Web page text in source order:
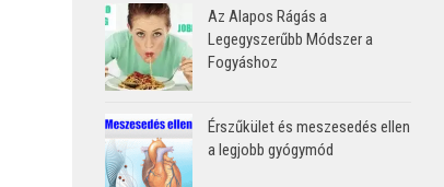
Az Alapos Rágás a
Legegyszerűbb Módszer a
Fogyáshoz
Érszűkület és meszesedés ellen
a legjobb gyógymód